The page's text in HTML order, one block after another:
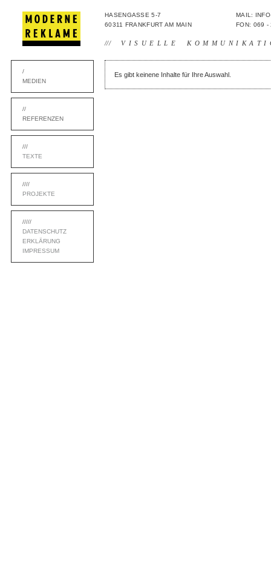
HASENGASSE 5-7
60311 FRANKFURT AM MAIN
MAIL:
FON: 069 -
/// VISUELLE
/
MEDIEN
//
REFERENZEN
///
TEXTE
////
PROJEKTE
/////
DATENSCHUTZ
ERKLÄRUNG
IMPRESSUM
Es gibt keinene Inhalte für Ihre Auswahl.